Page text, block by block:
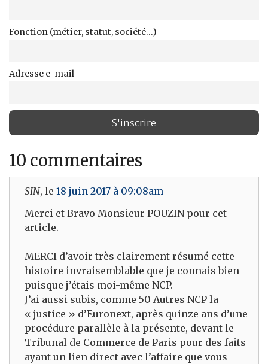
Fonction (métier, statut, société...)
Adresse e-mail
10 commentaires
SIN, le 18 juin 2017 à 09:08am
Merci et Bravo Monsieur POUZIN pour cet
article.
MERCI d’avoir très clairement résumé cette
histoire invraisemblable que je connais bien
puisque j’étais moi-même NCP.
J’ai aussi subis, comme 50 Autres NCP la
« justice » d’Euronext, après quinze ans d’une
procédure parallèle à la présente, devant le
Tribunal de Commerce de Paris pour des faits
ayant un lien direct avec l’affaire que vous